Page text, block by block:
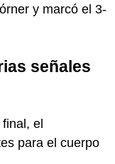
y marcó el 3-
señales
el
para el cuerpo